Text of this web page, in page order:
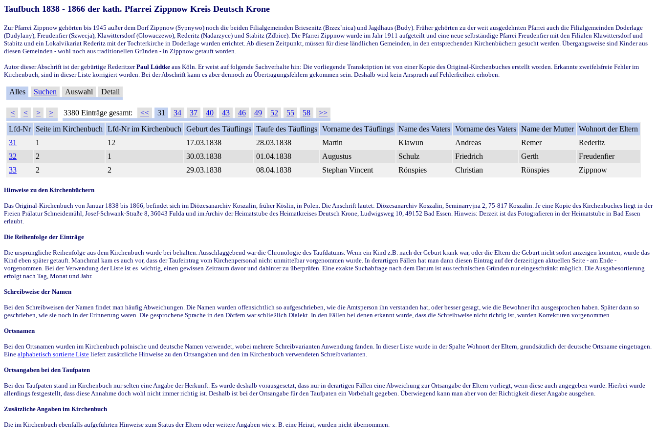
Taufbuch 1838 - 1866 der kath. Pfarrei Zippnow Kreis Deutsch Krone
Zur Pfarrei Zippnow gehörten bis 1945 außer dem Dorf Zippnow (Sypnywo) noch die beiden Filialgemeinden Briesenitz (Brzez`nica) und Jagdhaus (Budy). Früher gehörten zu der weit ausgedehnten Pfarrei auch die Filialgemeinden Doderlage
(Dudylany), Freudenfier (Szwecja), Klawittersdorf (Glowaczewo), Rederitz (Nadarzyce) und Stabitz (Zdbice). Die Pfarrei Zippnow wurde im Jahr 1911 aufgeteilt und eine neue selbständige Pfarrei Freudenfier mit den Filialen Klawittersdorf und
Stabitz und ein Lokalvikariat Rederitz mit der Tochterkirche in Doderlage wurden errichtet. Ab diesem Zeitpunkt, müssen für diese ländlichen Gemeinden, in den entsprechenden Kirchenbüchern gesucht werden. Übergangsweise sind Kinder aus
diesen Gemeinden - wohl noch aus traditionellen Gründen - in Zippnow getauft worden.
Autor dieser Abschrift ist der gebürtige RederitzerPaul Lüdtke aus Köln. Er weist auf folgende Sachverhalte hin: Die vorliegende Transkription ist von einer Kopie des Original-Kirchenbuches erstellt worden. Erkannte zweifelsfreie Fehler im
Kirchenbuch, sind in dieser Liste korrigiert worden. Bei der Abschrift kann es aber dennoch zu Übertragungsfehlern gekommen sein. Deshalb wird kein Anspruch auf Fehlerfreiheit erhoben.
Alles Suchen Auswahl Detail
|< < > >| 3380 Einträge gesamt: << 31 34 37 40 43 46 49 52 55 58
>>
Lfd-Nr
Seite im Kirchenbuch Lfd-Nr im Kirchenbuch Geburt des Täuflings Taufe des Täuflings Vorname des Täuflings Name des Vaters Vorname des Vaters Name der Mutter Wohnort der Eltern
31
1 12 17.03.1838 28.03.1838 Martin Klawun Andreas Remer
Rederitz
32
2 1 30.03.1838 01.04.1838 Augustus Schulz Friedrich Gerth
Freudenfier
33
2 2 29.03.1838 08.04.1838 Stephan Vincent Rönspies Christian Rönspies Zippnow
Hinweise zu den Kirchenbüchern
Das Original-Kirchenbuch von Januar 1838 bis 1866, befindet sich im Diözesanarchiv Koszalin, früher Köslin, in Polen. Die Anschrift lautet: Diözesanarchiv Koszalin, Seminarryjna 2, 75-817 Koszalin. Je eine Kopie des Kirchenbuches liegt in der
Freien Prälatur Schneidemühl, Josef-Schwank-Straße 8, 36043 Fulda und im Archiv der Heimatstube des Heimatkreises Deutsch Krone, Ludwigsweg 10, 49152 Bad Essen. Hinweis: Derzeit ist das Fotografieren in der Heimatstube in Bad Essen
erlaubt.
Die Reihenfolge der Einträge
Die ursprüngliche Reihenfolge aus dem Kirchenbuch wurde bei behalten. Ausschlaggebend war die Chronologie des Taufdatums. Wenn ein Kind z.B. nach der Geburt krank war, oder die Eltern die Geburt nicht sofort anzeigen konnten, wurde das
Kind eben später getauft. Manchmal kam es auch vor, dass der Taufeintrag vom Kirchenpersonal nicht unmittelbar vorgenommen wurde. In derartigen Fällen hat man dann diesen Eintrag auf der derzeitigen aktuellen Seite - am Ende -
vorgenommen. Bei der Verwendung der Liste ist es wichtig, einen gewissen Zeitraum davor und dahinter zu überprüfen. Eine exakte Suchabfrage nach dem Datum ist aus technischen Gründen nur eingeschränkt möglich. Die Ausgabesortierung
erfolgt nach Tag, Monat und Jahr.
Schreibweise der Namen
Bei den Schreibweisen der Namen findet man häufig Abweichungen. Die Namen wurden offensichtlich so aufgeschrieben, wie die Amtsperson ihn verstanden hat, oder besser gesagt, wie die Bewohner ihn ausgesprochen haben. Später dann so
geschrieben, wie sie noch in der Erinnerung waren. Die gesprochene Sprache in den Dörfern war schließlich Dialekt. In den Fällen bei denen erkannt wurde, dass die Schreibweise nicht richtig ist, wurden Korrekturen vorgenommen.
Ortsnamen
Bei den Ortsnamen wurden im Kirchenbuch polnische und deutsche Namen verwendet, wobei mehrere Schreibvarianten Anwendung fanden. In dieser Liste wurde in der Spalte Wohnort der Eltern, grundsätzlich der deutsche Ortsname eingetragen.
Eine alphabetisch sortierte Liste liefert zusätzliche Hinweise zu den Ortsangaben und den im Kirchenbuch verwendeten Schreibvarianten.
Ortsangaben bei den Taufpaten
Bei den Taufpaten stand im Kirchenbuch nur selten eine Angabe der Herkunft. Es wurde deshalb vorausgesetzt, dass nur in derartigen Fällen eine Abweichung zur Ortsangabe der Eltern vorliegt, wenn diese auch angegeben wurde. Hierbei wurde
allerdings festgestellt, dass diese Annahme doch wohl nicht immer richtig ist. Deshalb ist bei der Ortsangabe für den Taufpaten ein Vorbehalt gegeben. Überwiegend kann man aber von der Richtigkeit dieser Angabe ausgehen.
Zusätzliche Angaben im Kirchenbuch
Die im Kirchenbuch ebenfalls aufgeführten Hinweise zum Status der Eltern oder weitere Angaben wie z. B. eine Heirat, wurden nicht übernommen.